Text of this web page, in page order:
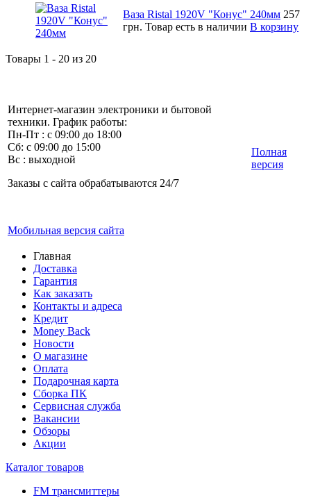
Ваза Ristal 1920V "Конус" 240мм 257
грн. Товар есть в наличии В корзину
Товары 1 - 20 из 20
Интернет-магазин электроники и бытовой
техники. График работы:
Пн-Пт : с 09:00 до 18:00
Сб: с 09:00 до 15:00
Вс : выходной
Заказы с сайта обрабатываются 24/7
Мобильная версия сайта
Полная
версия
Главная
Доставка
Гарантия
Как заказать
Контакты и адреса
Кредит
Money Back
Новости
О магазине
Оплата
Подарочная карта
Сборка ПК
Сервисная служба
Вакансии
Обзоры
Акции
Каталог товаров
FM трансмиттеры